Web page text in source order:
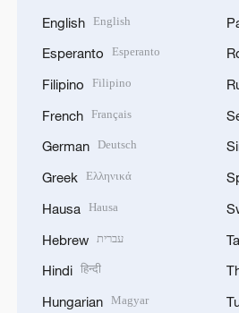
English English
Esperanto Esperanto
Filipino Filipino
French Français
German Deutsch
Greek Ελληνικά
Hausa Hausa
Hebrew עברית
Hindi हिन्दी
Hungarian Magyar